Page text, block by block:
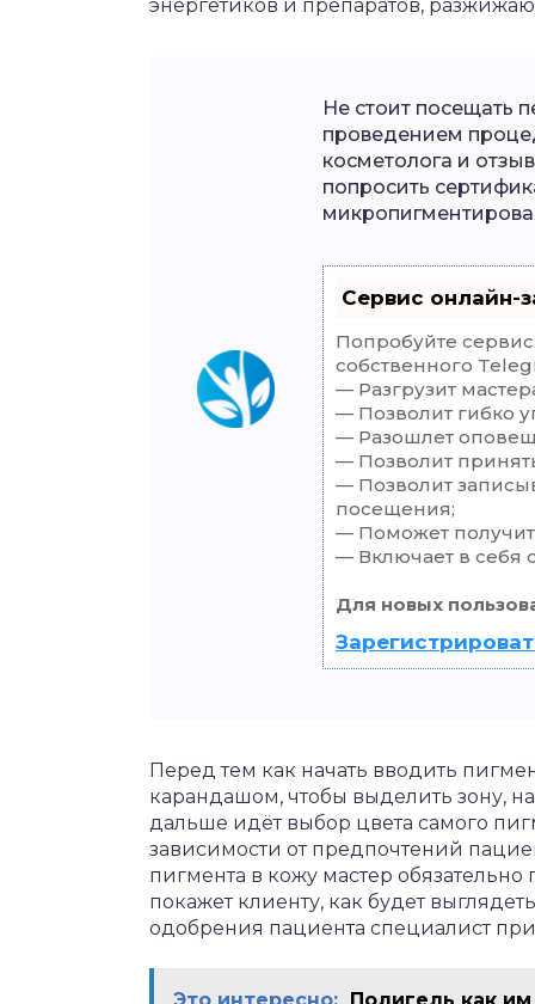
энергетиков и препаратов,
Не стоит посещать
проведением
косметолога и
попросить
Сервис онлайн-
Попробуйте
собственного
— Разгрузит
— Позволит гибко
— Разошлет
— Позволит
— Позволит
посещения;
— Поможет
— Включает в себя
Для новых
Перед тем как начать вводить
карандашом, чтобы выделить зону,
дальше идёт выбор цвета самого
зависимости от предпочтений
пигмента в кожу мастер
покажет клиенту, как будет
одобрения пациента специалист
Это интересно: Полигель как